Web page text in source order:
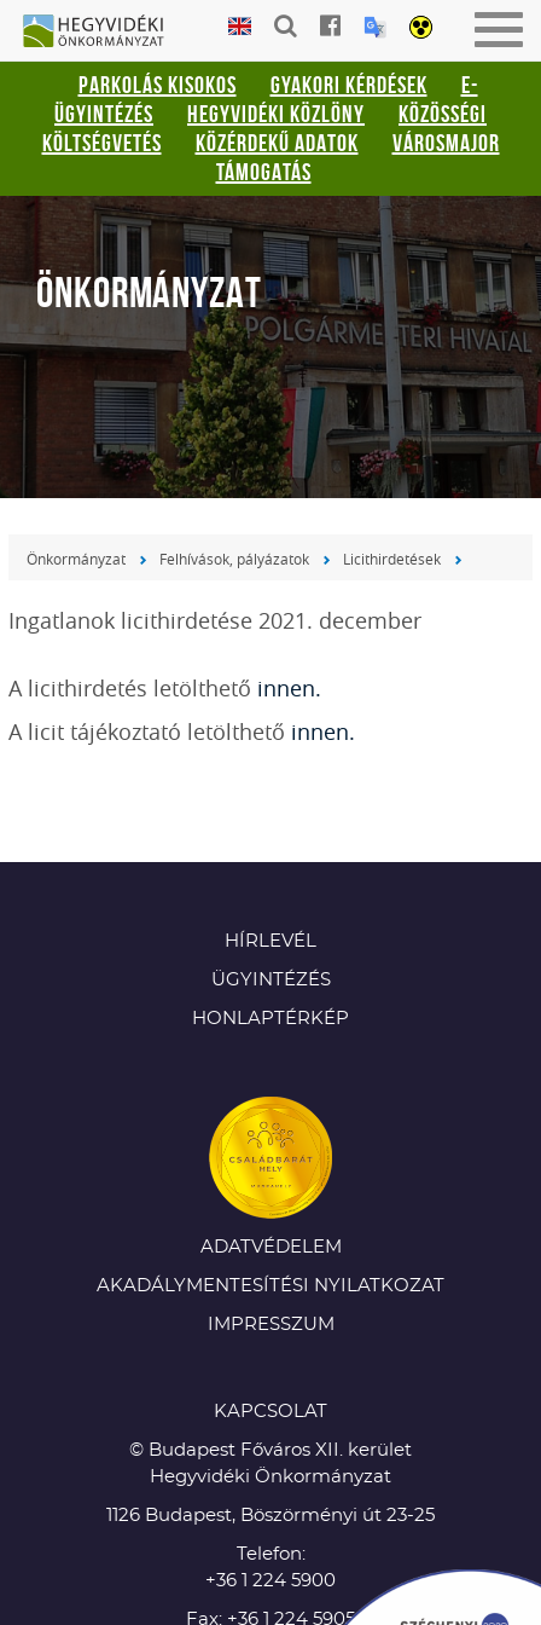
Gyorsbillentyűk
listája
Keresés:
"S"
Bejelentkezés:
HEGYVIDÉKI
ÖNKORMÁNYZAT
PARKOLÁS KISOKOS GYAKORI KÉRDÉSEK
E-
ÜGYINTÉZÉS
HEGYVIDÉKI KÖZLÖNY
KÖZÖSSÉGI
KÖLTSÉGVETÉS
KÖZÉRDEKŰ ADATOK
VÁROSMAJOR
TÁMOGATÁS
ÖNKORMÁNYZAT
Önkormányzat Felhívások, pályázatok Licithirdetések
Ingatlanok licithirdetése 2021. december
A licithirdetés letölthető innen.
A licit tájékoztató letölthető innen.
HÍRLEVÉL
ÜGYINTÉZÉS
HONLAPTÉRKÉP
ADATVÉDELEM
AKADÁLYMENTESÍTÉSI NYILATKOZAT
IMPRESSZUM
KAPCSOLAT
© Budapest Főváros XII. kerület
Hegyvidéki Önkormányzat
1126 Budapest, Böszörményi út 23-25
Telefon:
+36 1 224 5900
Fax: +36 1 224 5905